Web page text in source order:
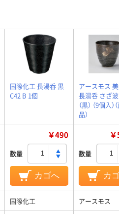
国際化工 長湯呑 黒
C42 B 1個
アースモス
長湯呑 さざ
（黒） （9個入）
品）
￥490
数量
カゴへ
数量
カ
国際化工 アースモス